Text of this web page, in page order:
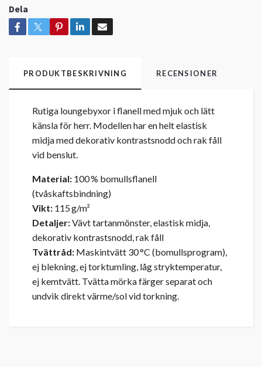
Dela
PRODUKTBESKRIVNING RECENSIONER
Rutiga loungebyxor i flanell med mjuk och lätt
känsla för herr. Modellen har en helt elastisk
midja med dekorativ kontrastsnodd och rak fåll
vid benslut.
Material: 100 % bomullsflanell
(tvåskaftsbindning)
Vikt: 115 g/m²
Detaljer:Vävt tartanmönster, elastisk midja,
dekorativ kontrastsnodd, rak fåll
Tvättråd: Maskintvätt 30 °C (bomullsprogram),
ej blekning, ej torktumling, låg stryktemperatur,
ej kemtvätt. Tvätta mörka färger separat och
undvik direkt värme/sol vid torkning.